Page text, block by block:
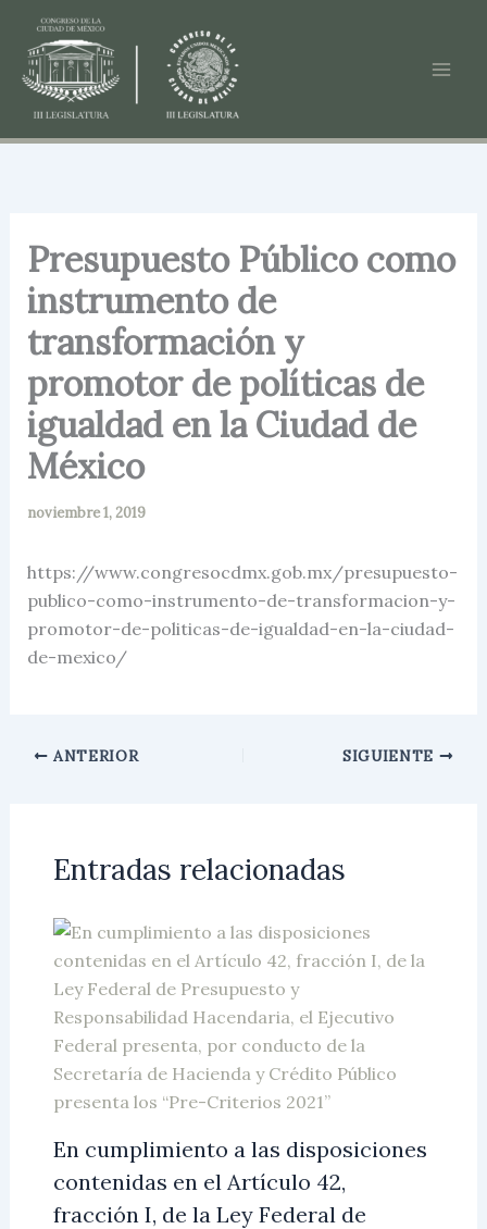
contenido
Presupuesto Público como
instrumento de
transformación y
promotor de políticas de
igualdad en la Ciudad de
México
noviembre 1, 2019
https://www.congresocdmx.gob.mx/presupuesto-
publico-como-instrumento-de-transformacion-y-
promotor-de-politicas-de-igualdad-en-la-ciudad-
de-mexico/
ANTERIOR SIGUIENTE
Entradas relacionadas
En cumplimiento a las disposiciones
contenidas en el Artículo 42,
fracción I, de la Ley Federal de